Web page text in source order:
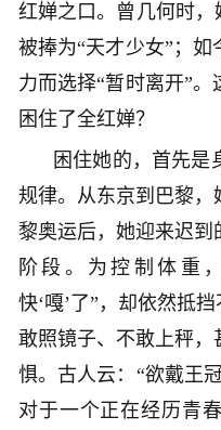
红婵之口。曾几何时，
被捧为“天才少女”；
力而选择“暂时离开”
困住了全红婵？
困住她的，首先是
规律。从东京到巴黎，
黎奥运后，她迎来迟
阶段。为控制体重
快‘嘎’了”，却依然抵
敢照镜子、不敢上秤
惧。古人云：“欲戴王
对于一个正在经历青